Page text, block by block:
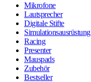
Mikrofone
Lautsprecher
Digitale Stifte
Simulationsausrüstung
Racing
Presenter
Mauspads
Zubehör
Bestseller